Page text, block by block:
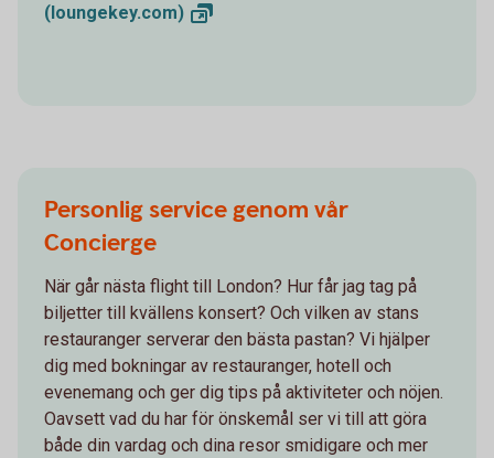
(loungekey.com)
Personlig service genom vår
Concierge
När går nästa flight till London? Hur får jag tag på
biljetter till kvällens konsert? Och vilken av stans
restauranger serverar den bästa pastan? Vi hjälper
dig med bokningar av restauranger, hotell och
evenemang och ger dig tips på aktiviteter och nöjen.
Oavsett vad du har för önskemål ser vi till att göra
både din vardag och dina resor smidigare och mer